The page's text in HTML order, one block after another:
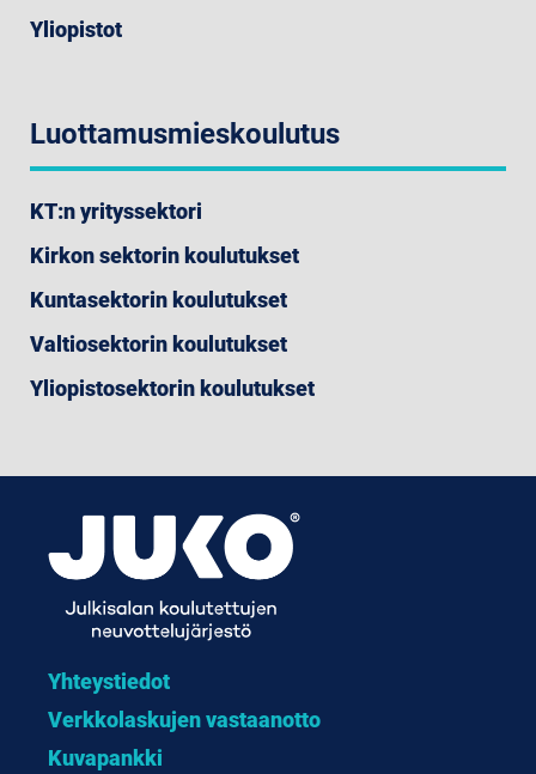
Yliopistot
Luottamusmieskoulutus
KT:n yrityssektori
Kirkon sektorin koulutukset
Kuntasektorin koulutukset
Valtiosektorin koulutukset
Yliopistosektorin koulutukset
Yhteystiedot
Verkkolaskujen vastaanotto
Kuvapankki